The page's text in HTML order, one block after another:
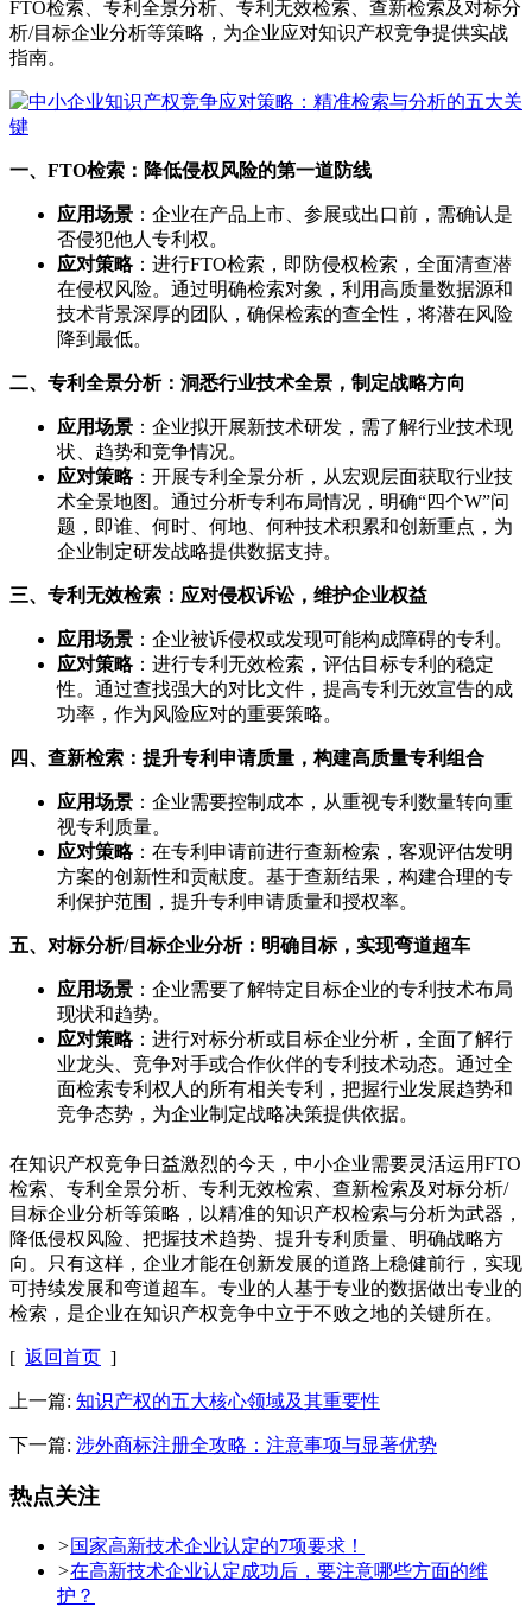
FTO检索、专利全景分析、专利无效检索、查新检索及对标分
析/目标企业分析等策略，为企业应对知识产权竞争提供实战
指南。
一、FTO检索：降低侵权风险的第一道防线
应用场景 ：企业在产品上市、参展或出口前，需确认是
否侵犯他人专利权。
应对策略：进行FTO检索，即防侵权检索，全面清查潜
在侵权风险。通过明确检索对象，利用高质量数据源和
技术背景深厚的团队，确保检索的查全性，将潜在风险
降到最低。
二、专利全景分析：洞悉行业技术全景，制定战略方向
应用场景 ：企业拟开展新技术研发，需了解行业技术现
状、趋势和竞争情况。
应对策略：开展专利全景分析，从宏观层面获取行业技
术全景地图。通过分析专利布局情况，明确“四个W”问
题，即谁、何时、何地、何种技术积累和创新重点，为
企业制定研发战略提供数据支持。
三、专利无效检索：应对侵权诉讼，维护企业权益
应用场景 ：企业被诉侵权或发现可能构成障碍的专利。
应对策略：进行专利无效检索，评估目标专利的稳定
性。通过查找强大的对比文件，提高专利无效宣告的成
功率，作为风险应对的重要策略。
四、查新检索：提升专利申请质量，构建高质量专利组合
应用场景 ：企业需要控制成本，从重视专利数量转向重
视专利质量。
应对策略：在专利申请前进行查新检索，客观评估发明
方案的创新性和贡献度。基于查新结果，构建合理的专
利保护范围，提升专利申请质量和授权率。
五、对标分析/目标企业分析：明确目标，实现弯道超车
应用场景 ：企业需要了解特定目标企业的专利技术布局
现状和趋势。
应对策略：进行对标分析或目标企业分析，全面了解行
业龙头、竞争对手或合作伙伴的专利技术动态。通过全
面检索专利权人的所有相关专利，把握行业发展趋势和
竞争态势，为企业制定战略决策提供依据。
在知识产权竞争日益激烈的今天，中小企业需要灵活运用FTO
检索、专利全景分析、专利无效检索、查新检索及对标分析/
目标企业分析等策略，以精准的知识产权检索与分析为武器，
降低侵权风险、把握技术趋势、提升专利质量、明确战略方
向。只有这样，企业才能在创新发展的道路上稳健前行，实现
可持续发展和弯道超车。专业的人基于专业的数据做出专业的
检索，是企业在知识产权竞争中立于不败之地的关键所在。
[ 返回首页 ]
上一篇: 知识产权的五大核心领域及其重要性
下一篇: 涉外商标注册全攻略：注意事项与显著优势
热点关注
>国家高新技术企业认定的7项要求！
>在高新技术企业认定成功后，要注意哪些方面的维
护？